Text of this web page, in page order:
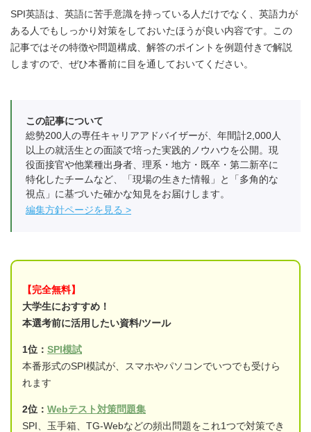
SPI英語は、英語に苦手意識を持っている人だけでなく、英語力が
ある人でもしっかり対策をしておいたほうが良い内容です。この
記事ではその特徴や問題構成、解答のポイントを例題付きで解説
しますので、ぜひ本番前に目を通しておいてください。
この記事について
総勢200人の専任キャリアアドバイザーが、年間計2,000人
以上の就活生との面談で培った実践的ノウハウを公開。現
役面接官や他業種出身者、理系・地方・既卒・第二新卒に
特化したチームなど、「現場の生きた情報」と「多角的な
視点」に基づいた確かな知見をお届けします。
編集方針ページを見る
【完全無料】
大学生におすすめ！
本選考前に活用したい資料/ツール
1位： SPI模試
本番形式のSPI模試が、スマホやパソコンでいつでも受けら
れます
2位： Webテスト対策問題集
SPI、玉手箱、TG-Webなどの頻出問題をこれ1つで対策でき